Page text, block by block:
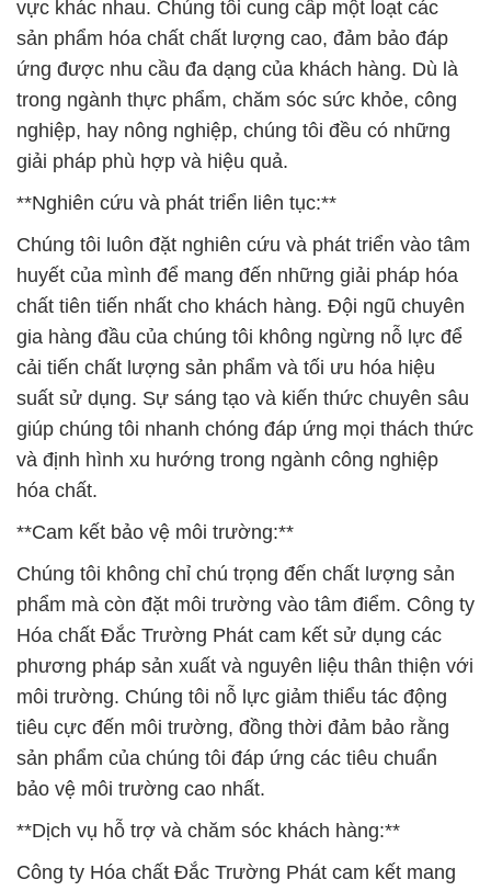
vực khác nhau. Chúng tôi cung cấp một loạt các
sản phẩm hóa chất chất lượng cao, đảm bảo đáp
ứng được nhu cầu đa dạng của khách hàng. Dù là
trong ngành thực phẩm, chăm sóc sức khỏe, công
nghiệp, hay nông nghiệp, chúng tôi đều có những
giải pháp phù hợp và hiệu quả.
**Nghiên cứu và phát triển liên tục:**
Chúng tôi luôn đặt nghiên cứu và phát triển vào tâm
huyết của mình để mang đến những giải pháp hóa
chất tiên tiến nhất cho khách hàng. Đội ngũ chuyên
gia hàng đầu của chúng tôi không ngừng nỗ lực để
cải tiến chất lượng sản phẩm và tối ưu hóa hiệu
suất sử dụng. Sự sáng tạo và kiến thức chuyên sâu
giúp chúng tôi nhanh chóng đáp ứng mọi thách thức
và định hình xu hướng trong ngành công nghiệp
hóa chất.
**Cam kết bảo vệ môi trường:**
Chúng tôi không chỉ chú trọng đến chất lượng sản
phẩm mà còn đặt môi trường vào tâm điểm. Công ty
Hóa chất Đắc Trường Phát cam kết sử dụng các
phương pháp sản xuất và nguyên liệu thân thiện với
môi trường. Chúng tôi nỗ lực giảm thiểu tác động
tiêu cực đến môi trường, đồng thời đảm bảo rằng
sản phẩm của chúng tôi đáp ứng các tiêu chuẩn
bảo vệ môi trường cao nhất.
**Dịch vụ hỗ trợ và chăm sóc khách hàng:**
Công ty Hóa chất Đắc Trường Phát cam kết mang